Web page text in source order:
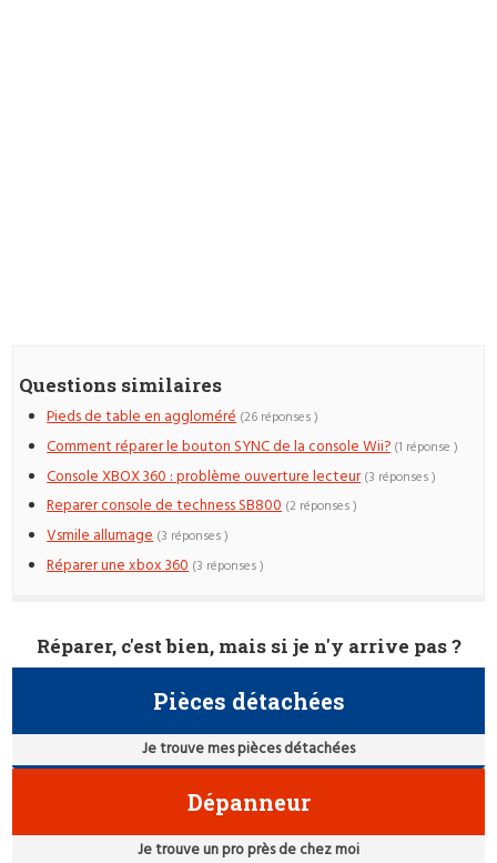
Questions similaires
Pieds de table en aggloméré (26 réponses )
Comment réparer le bouton SYNC de la console Wii? (1 réponse )
Console XBOX 360 : problème ouverture lecteur (3 réponses )
Reparer console de techness SB800 (2 réponses )
Vsmile allumage (3 réponses )
Réparer une xbox 360 (3 réponses )
Réparer, c'est bien, mais si je n'y arrive pas ?
Pièces détachées
Je trouve mes pièces détachées
Dépanneur
Je trouve un pro près de chez moi